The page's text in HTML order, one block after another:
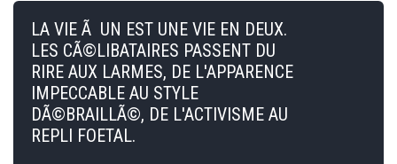
LA VIE Ã UN EST UNE VIE EN DEUX.
LES CÃ©LIBATAIRES PASSENT DU
RIRE AUX LARMES, DE L'APPARENCE
IMPECCABLE AU STYLE
DÃ©BRAILLÃ©, DE L'ACTIVISME AU
REPLI FOETAL.